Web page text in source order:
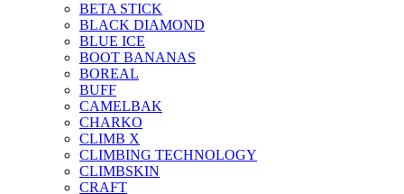
BETA STICK
BLACK DIAMOND
BLUE ICE
BOOT BANANAS
BOREAL
BUFF
CAMELBAK
CHARKO
CLIMB X
CLIMBING TECHNOLOGY
CLIMBSKIN
CRAFT